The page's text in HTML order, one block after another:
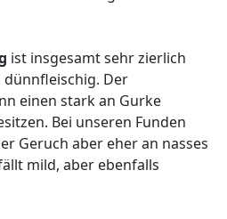
ist insgesamt sehr zierlich
Der
einen stark an Gurke
Bei unseren Funden
Geruch aber eher an nasses
mild, aber ebenfalls